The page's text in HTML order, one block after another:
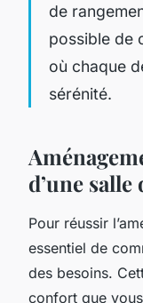
de
possible de
où chaque
sérénité.
d’une
Pour réussir
essentiel de
des besoins.
confort que